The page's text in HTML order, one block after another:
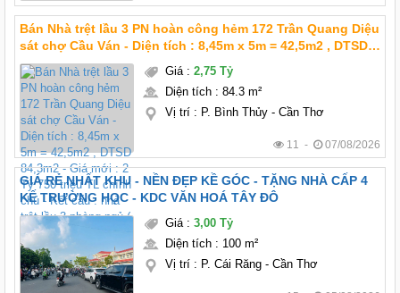
Bán Nhà trệt lầu 3 PN hoàn công hẻm 172 Trần Quang Diệu
sát chợ Cầu Ván - Diện tích : 8,45m x 5m = 42,5m2 , DTSD
84,3m2 - Giá mới : 2 Tỷ 750 triệu TL chính chủ - Kết cấu :
nhà trệt lầu 3 phòng ngủ (
Giá: 2,75 Tỷ
Diện tích: 84.3 m²
Vị trí: P. Bình Thủy - Cần Thơ
11 - 07/08/2026
GIÁ RẺ NHẤT KHU - NỀN ĐẸP KỀ GÓC - TẶNG NHÀ CẤP 4
KẾ TRƯỜNG HỌC - KDC VĂN HOÁ TÂY ĐÔ
Giá: 3,00 Tỷ
Diện tích: 100 m²
Vị trí: P. Cái Răng - Cần Thơ